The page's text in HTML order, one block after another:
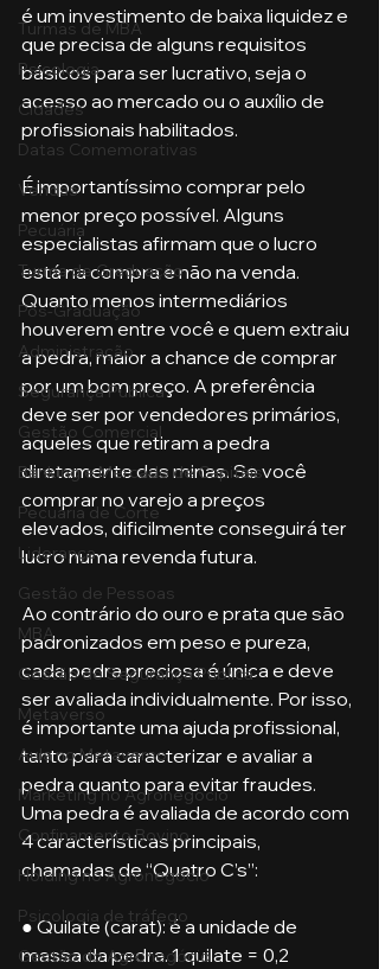
Turmas de MBA
Psicologia
Cidades
Datas Comemorativas
Vendas
Pecuária
Turma de Graduação
Pós-Graduação
Administração
Segurança Publica
Gestão Comercial
Banking e Mercado de Capitais
Pecuária de Corte
Liderança
Gestão de Pessoas
MBA
Gestão de Segurança Publica
Metaverso
Aula no Metaverso
Marketing no Agronegócio
Confinamento Bovino
Holding no Agronegócio
Psicologia de tráfego
Gestão do Agronegócio
é um investimento de baixa liquidez e
que precisa de alguns requisitos
básicos para ser lucrativo, seja o
acesso ao mercado ou o auxílio de
profissionais habilitados.
É importantíssimo comprar pelo
menor preço possível. Alguns
especialistas afirmam que o lucro
está na compra e não na venda.
Quanto menos intermediários
houverem entre você e quem extraiu
a pedra, maior a chance de comprar
por um bom preço. A preferência
deve ser por vendedores primários,
aqueles que retiram a pedra
diretamente das minas. Se você
comprar no varejo a preços
elevados, dificilmente conseguirá ter
lucro numa revenda futura.
Ao contrário do ouro e prata que são
padronizados em peso e pureza,
cada pedra preciosa é única e deve
ser avaliada individualmente. Por isso,
é importante uma ajuda profissional,
tanto para caracterizar e avaliar a
pedra quanto para evitar fraudes.
Uma pedra é avaliada de acordo com
4 características principais,
chamadas de “Quatro C’s”:
● Quilate (carat): é a unidade de
massa da pedra. 1 quilate = 0,2